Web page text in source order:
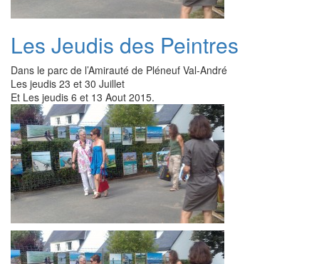
Les Jeudis des Peintres
Dans le parc de l’Amirauté de Pléneuf Val-André
Les jeudis 23 et 30 Juillet
Et Les jeudis 6 et 13 Aout 2015.